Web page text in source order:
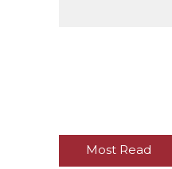
Most Read